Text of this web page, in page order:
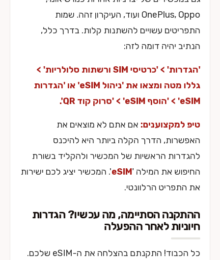
OnePlus, Oppo ועוד, העיקרון זהה. שמות
התפריטים עשויים להשתנות קלות. בדרך כלל,
הנתיב יהיה דומה לזה:
'הגדרות' > 'כרטיסי SIM ורשתות סלולריות' >
גללו מטה ומצאו את 'ניהול eSIM' או 'הגדרות
eSIM' > 'הוסף eSIM' > 'סרוק קוד QR'.
טיפ למקצוענים: אם אתם לא מוצאים את
האפשרות, הדרך הקלה ביותר היא להיכנס
להגדרות הראשיות של המכשיר ולהקליד בשורת
החיפוש את המילה 'eSIM'. המכשיר יציג לכם ישירות
את התפריט הרלוונטי.
ההתקנה הסתיימה, מה עכשיו? הגדרות
חיוניות לאחר ההפעלה
כל הכבוד! התקנתם בהצלחה את ה-eSIM שלכם.